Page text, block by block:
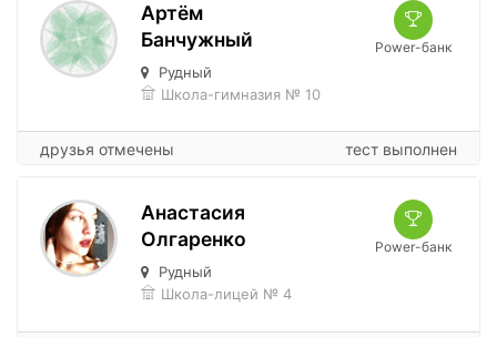
Power-банк
Артём
Банчужный
Рудный
Школа-гимназия № 10
друзья отмечены тест выполнен
Power-банк
Анастасия
Олгаренко
Рудный
Школа-лицей № 4